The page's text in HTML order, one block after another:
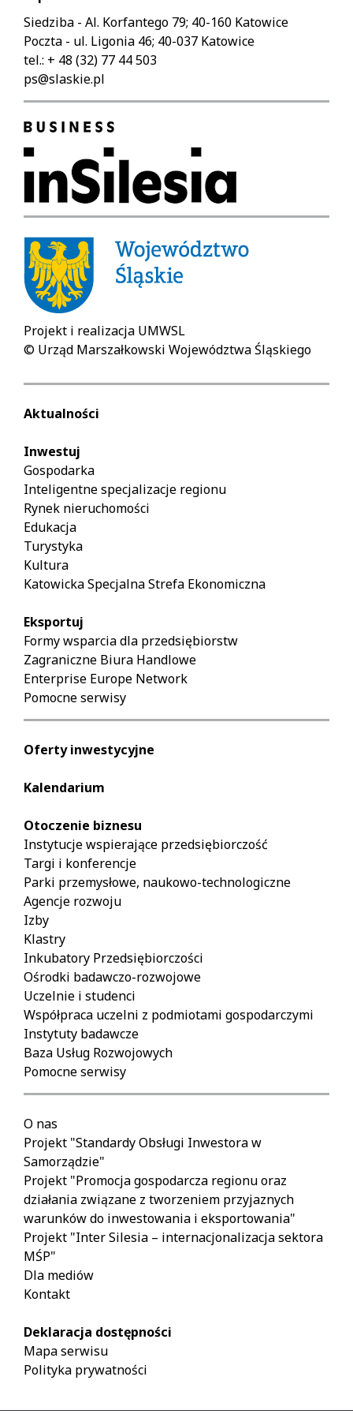
automatyczny
slaidshow
(play/pause).
Lewa
strzałka:
slaid.
strzałka:
następny
gallery
using
keyboard
shortcuts:
Escape:
the
galleries.
Space:
starts
automatic
slaidshow
(play
/
pause).
Left
arrow:
previous
Right
next
slaid.
Siedziba - Al. Korfantego 79; 40-160 Katowice
Poczta - ul. Ligonia 46; 40-037 Katowice
tel.: + 48 (32) 77 44 503
ps@slaskie.pl
Projekt i realizacja UMWSL
© Urząd Marszałkowski Województwa Śląskiego
Aktualności
Inwestuj
Gospodarka
Inteligentne specjalizacje regionu
Rynek nieruchomości
Edukacja
Turystyka
Kultura
Katowicka Specjalna Strefa Ekonomiczna
Eksportuj
Formy wsparcia dla przedsiębiorstw
Zagraniczne Biura Handlowe
Enterprise Europe Network
Pomocne serwisy
Oferty inwestycyjne
Kalendarium
Otoczenie biznesu
Instytucje wspierające przedsiębiorczość
Targi i konferencje
Parki przemysłowe, naukowo-technologiczne
Agencje rozwoju
Izby
Klastry
Inkubatory Przedsiębiorczości
Ośrodki badawczo-rozwojowe
Uczelnie i studenci
Współpraca uczelni z podmiotami gospodarczymi
Instytuty badawcze
Baza Usług Rozwojowych
Pomocne serwisy
O nas
Projekt "Standardy Obsługi Inwestora w
Samorządzie"
Projekt "Promocja gospodarcza regionu oraz
działania związane z tworzeniem przyjaznych
warunków do inwestowania i eksportowania"
Projekt "Inter Silesia – internacjonalizacja sektora
MŚP"
Dla mediów
Kontakt
Deklaracja dostępności
Mapa serwisu
Polityka prywatności